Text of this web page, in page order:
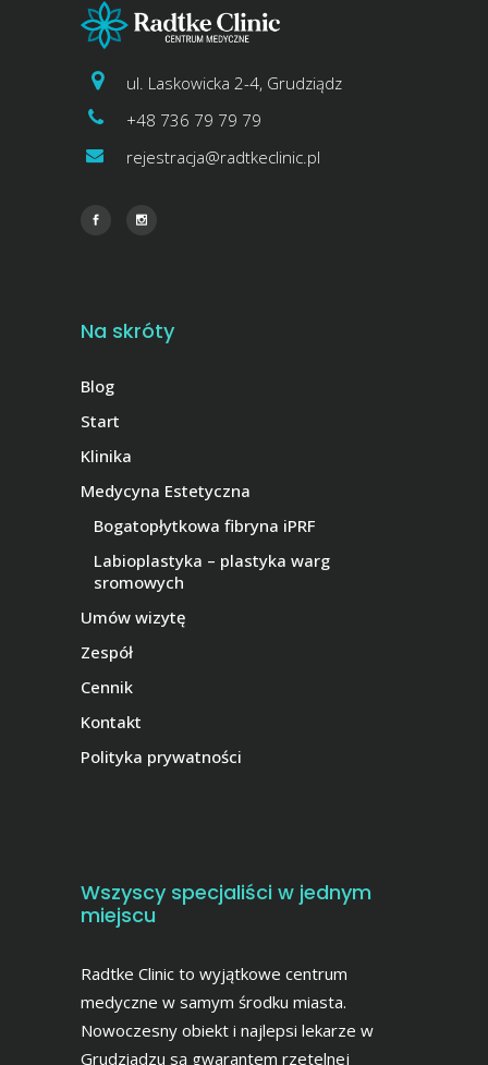
ul. Laskowicka 2-4, Grudziądz
+48 736 79 79 79
rejestracja@radtkeclinic.pl
Na skróty
Blog
Start
Klinika
Medycyna Estetyczna
Bogatopłytkowa fibryna iPRF
Labioplastyka – plastyka warg
sromowych
Umów wizytę
Zespół
Cennik
Kontakt
Polityka prywatności
Wszyscy specjaliści w jednym
miejscu
Radtke Clinic to wyjątkowe centrum
medyczne w samym środku miasta.
Nowoczesny obiekt i najlepsi lekarze w
Grudziadzu są gwarantem rzetelnej